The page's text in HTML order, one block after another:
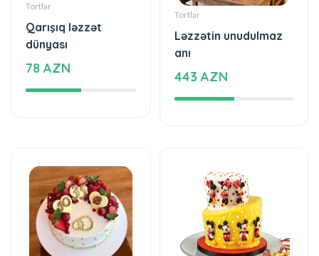
Tortlar
Qarışıq ləzzət
dünyası
78 AZN
Tortlar
Ləzzətin unudulmaz
anı
443 AZN